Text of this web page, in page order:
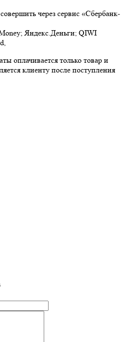
через сервис «Сбербанк-
Яндекс.Деньги; QIWI
оплачивается только товар и
клиенту после поступления